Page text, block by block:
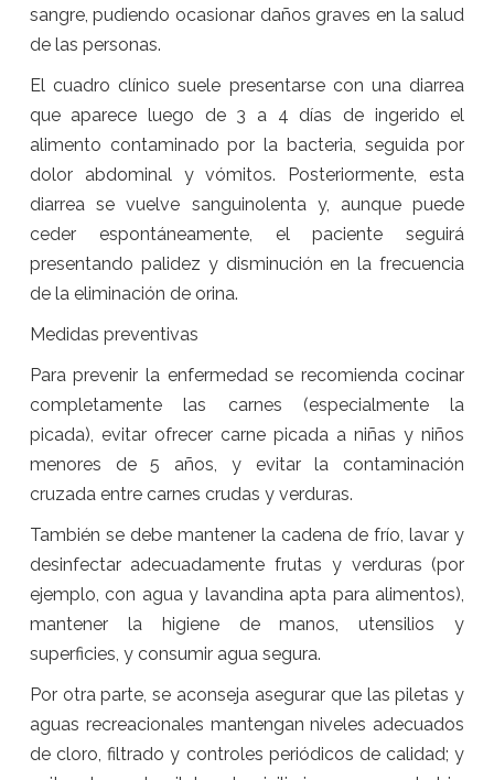
sangre, pudiendo ocasionar daños graves en la salud
de las personas.
El cuadro clínico suele presentarse con una diarrea
que aparece luego de 3 a 4 días de ingerido el
alimento contaminado por la bacteria, seguida por
dolor abdominal y vómitos. Posteriormente, esta
diarrea se vuelve sanguinolenta y, aunque puede
ceder espontáneamente, el paciente seguirá
presentando palidez y disminución en la frecuencia
de la eliminación de orina.
Medidas preventivas
Para prevenir la enfermedad se recomienda cocinar
completamente las carnes (especialmente la
picada), evitar ofrecer carne picada a niñas y niños
menores de 5 años, y evitar la contaminación
cruzada entre carnes crudas y verduras.
También se debe mantener la cadena de frío, lavar y
desinfectar adecuadamente frutas y verduras (por
ejemplo, con agua y lavandina apta para alimentos),
mantener la higiene de manos, utensilios y
superficies, y consumir agua segura.
Por otra parte, se aconseja asegurar que las piletas y
aguas recreacionales mantengan niveles adecuados
de cloro, filtrado y controles periódicos de calidad; y